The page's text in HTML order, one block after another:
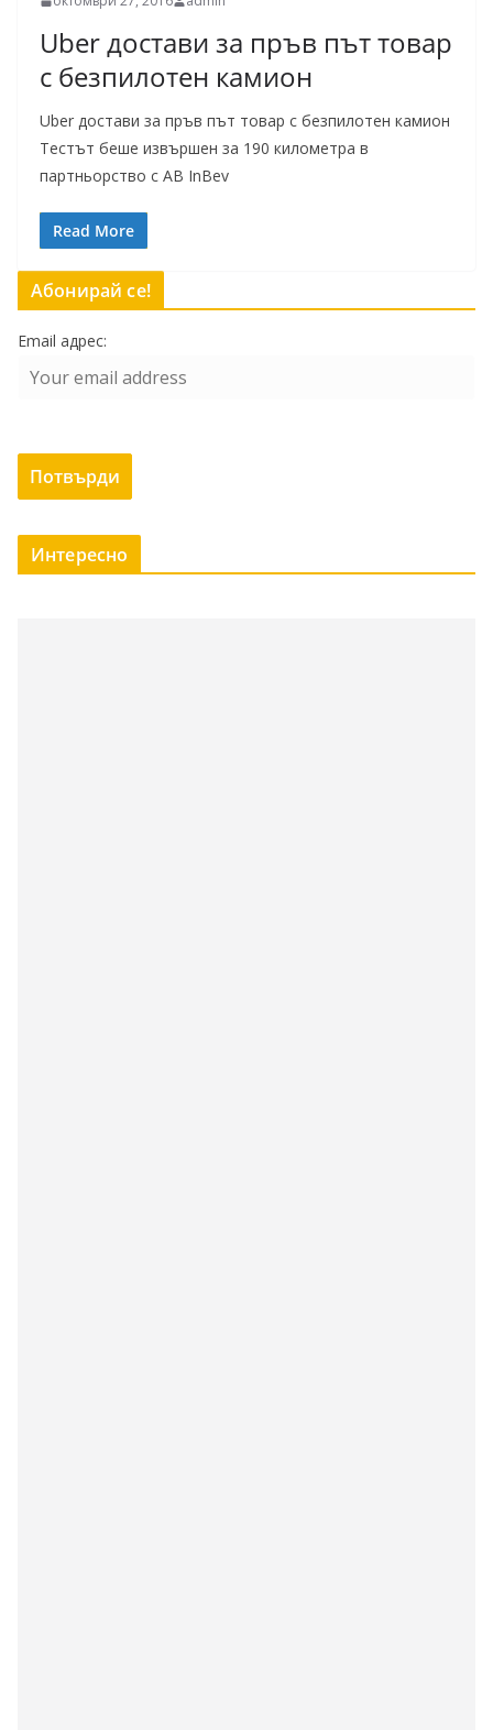
Uber достави за пръв път товар
с безпилотен камион
Uber достави за пръв път товар с безпилотен камион
Тестът беше извършен за 190 километра в
партньорство с AB InBev
Read More
Абонирай се!
Email адрес:
Интересно